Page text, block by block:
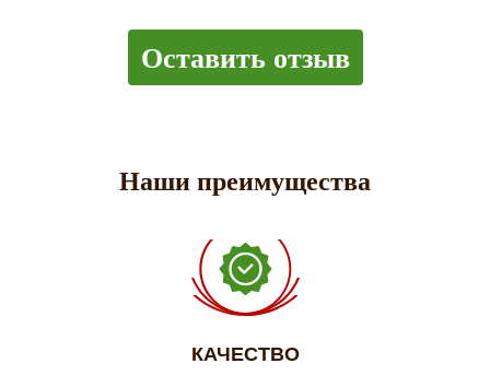
Оставить отзыв
Наши преимущества
КАЧЕСТВО